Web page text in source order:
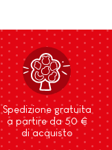
Spedizione gratuita
a partire da 50 €
di acquisto